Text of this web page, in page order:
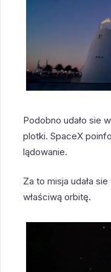
Podobno udało sie
plotki. SpaceX
lądowanie.
Za to misja udała
właściwą orbitę.